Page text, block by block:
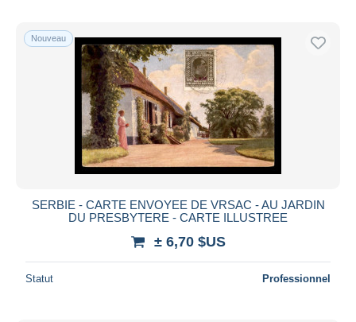
Nouveau
SERBIE - CARTE ENVOYEE DE VRSAC - AU JARDIN
DU PRESBYTERE - CARTE ILLUSTREE
± 6,70 $US
Statut Professionnel